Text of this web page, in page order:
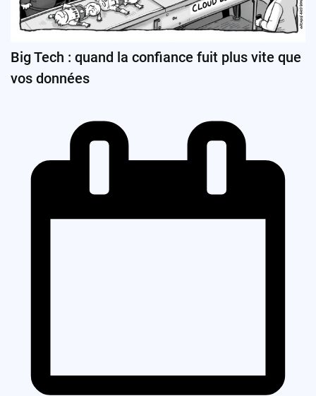
Big Tech : quand la confiance fuit plus vite que
vos données